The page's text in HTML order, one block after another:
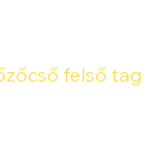
felső tag